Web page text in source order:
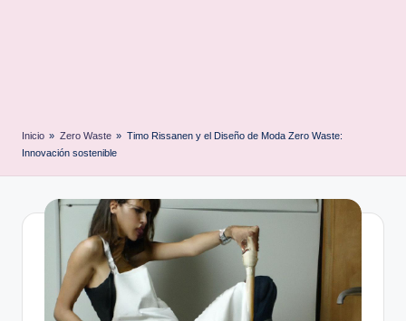
Inicio » Zero Waste » Timo Rissanen y el Diseño de Moda Zero Waste:
Innovación sostenible